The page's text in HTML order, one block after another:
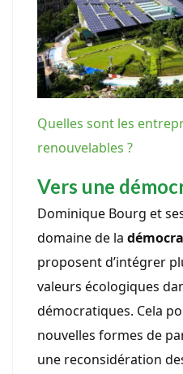
Quelles sont les
renouvelables ?
Vers une
Dominique Bourg et
domaine de la
proposent d’intégrer
valeurs écologiques
démocratiques. Cela
nouvelles formes de
une reconsidération